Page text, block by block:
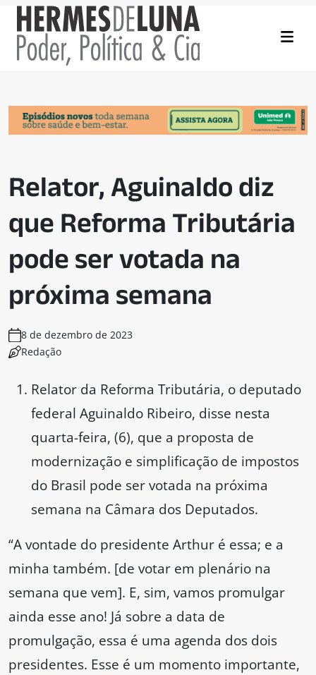
Relator, Aguinaldo diz
que Reforma Tributária
pode ser votada na
próxima semana
8 de dezembro de 2023
Redação
Relator da Reforma Tributária, o deputado
federal Aguinaldo Ribeiro, disse nesta
quarta-feira, (6), que a proposta de
modernização e simplificação de impostos
do Brasil pode ser votada na próxima
semana na Câmara dos Deputados.
“A vontade do presidente Arthur é essa; e a
minha também. [de votar em plenário na
semana que vem]. E, sim, vamos promulgar
ainda esse ano! Já sobre a data de
promulgação, essa é uma agenda dos dois
presidentes. Esse é um momento importante,